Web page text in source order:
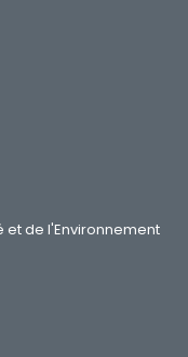
et de l'Environnement